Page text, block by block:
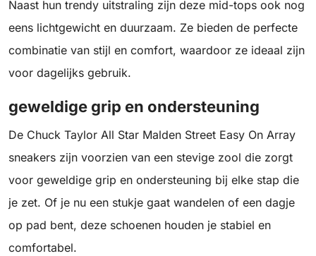
Naast hun trendy uitstraling zijn deze mid-tops ook nog
eens lichtgewicht en duurzaam. Ze bieden de perfecte
combinatie van stijl en comfort, waardoor ze ideaal zijn
voor dagelijks gebruik.
geweldige grip en ondersteuning
De Chuck Taylor All Star Malden Street Easy On Array
sneakers zijn voorzien van een stevige zool die zorgt
voor geweldige grip en ondersteuning bij elke stap die
je zet. Of je nu een stukje gaat wandelen of een dagje
op pad bent, deze schoenen houden je stabiel en
comfortabel.